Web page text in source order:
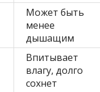
Может быть
менее
дышащим
Впитывает
влагу, долго
сохнет